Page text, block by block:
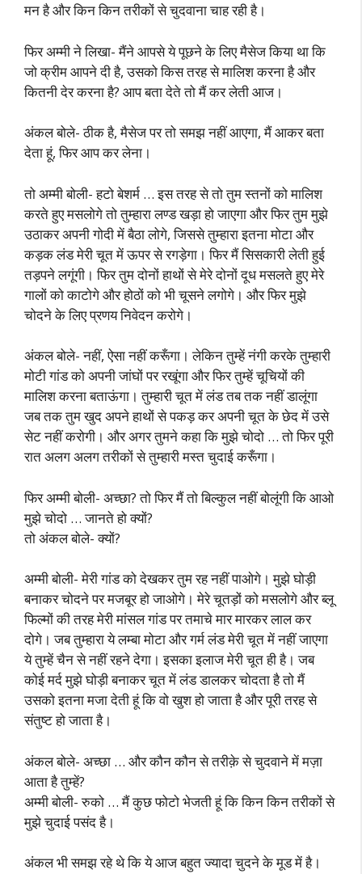
मन है और किन किन तरीकों से चुदवाना चाह रही है।
फिर अम्मी ने लिखा- मैंने आपसे ये पूछने के लिए मैसेज किया था कि
जो क्रीम आपने दी है, उसको किस तरह से मालिश करना है और
कितनी देर करना है? आप बता देते तो मैं कर लेती आज।
अंकल बोले- ठीक है, मैसेज पर तो समझ नहीं आएगा, मैं आकर बता
देता हूं, फिर आप कर लेना।
तो अम्मी बोली- हटो बेशर्म … इस तरह से तो तुम स्तनों को मालिश
करते हुए मसलोगे तो तुम्हारा लण्ड खड़ा हो जाएगा और फिर तुम मुझे
उठाकर अपनी गोदी में बैठा लोगे, जिससे तुम्हारा इतना मोटा और
कड़क लंड मेरी चूत में ऊपर से रगड़ेगा। फिर मैं सिसकारी लेती हुई
तड़पने लगूंगी। फिर तुम दोनों हाथों से मेरे दोनों दूध मसलते हुए मेरे
गालों को काटोगे और होठों को भी चूसने लगोगे। और फिर मुझे
चोदने के लिए प्रणय निवेदन करोगे।
अंकल बोले- नहीं, ऐसा नहीं करूँगा। लेकिन तुम्हें नंगी करके तुम्हारी
मोटी गांड को अपनी जांघों पर रखूंगा और फिर तुम्हें चूचियों की
मालिश करना बताऊंगा। तुम्हारी चूत में लंड तब तक नहीं डालूंगा
जब तक तुम खुद अपने हाथों से पकड़ कर अपनी चूत के छेद में उसे
सेट नहीं करोगी। और अगर तुमने कहा कि मुझे चोदो … तो फिर पूरी
रात अलग अलग तरीकों से तुम्हारी मस्त चुदाई करूँगा।
फिर अम्मी बोली- अच्छा? तो फिर मैं तो बिल्कुल नहीं बोलूंगी कि आओ
मुझे चोदो … जानते हो क्यों?
तो अंकल बोले- क्यों?
अम्मी बोली- मेरी गांड को देखकर तुम रह नहीं पाओगे। मुझे घोड़ी
बनाकर चोदने पर मजबूर हो जाओगे। मेरे चूतड़ों को मसलोगे और ब्लू
फिल्मों की तरह मेरी मांसल गांड पर तमाचे मार मारकर लाल कर
दोगे। जब तुम्हारा ये लम्बा मोटा और गर्म लंड मेरी चूत में नहीं जाएगा
ये तुम्हें चैन से नहीं रहने देगा। इसका इलाज मेरी चूत ही है। जब
कोई मर्द मुझे घोड़ी बनाकर चूत में लंड डालकर चोदता है तो मैं
उसको इतना मजा देती हूं कि वो खुश हो जाता है और पूरी तरह से
संतुष्ट हो जाता है।
अंकल बोले- अच्छा … और कौन कौन से तरीक़े से चुदवाने में मज़ा
आता है तुम्हें?
अम्मी बोली- रुको … मैं कुछ फोटो भेजती हूं कि किन किन तरीकों से
मुझे चुदाई पसंद है।
अंकल भी समझ रहे थे कि ये आज बहुत ज्यादा चुदने के मूड में है।